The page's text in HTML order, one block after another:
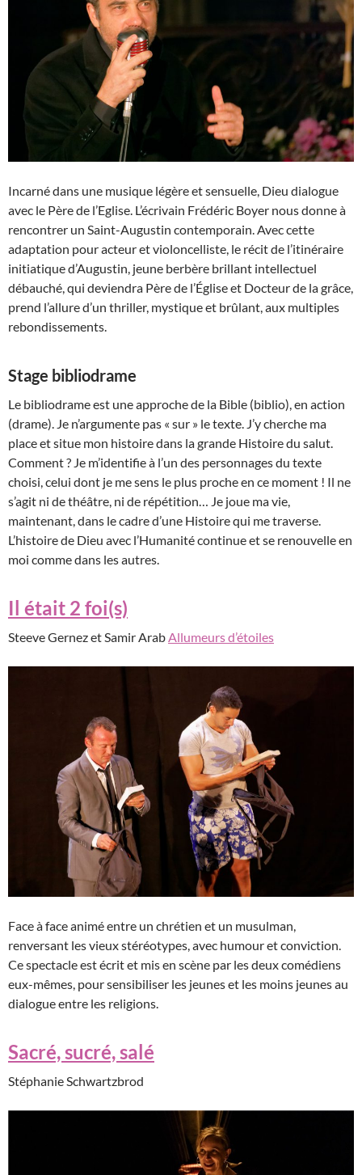
Incarné dans une musique légère et sensuelle, Dieu dialogue
avec le Père de l’Eglise. L’écrivain Frédéric Boyer nous donne à
rencontrer un Saint-Augustin contemporain. Avec cette
adaptation pour acteur et violoncelliste, le récit de l’itinéraire
initiatique d’Augustin, jeune berbère brillant intellectuel
débauché, qui deviendra Père de l’Église et Docteur de la grâce,
prend l’allure d’un thriller, mystique et brûlant, aux multiples
rebondissements.
Stage bibliodrame
Le bibliodrame est une approche de la Bible (biblio), en action
(drame). Je n’argumente pas « sur » le texte. J’y cherche ma
place et situe mon histoire dans la grande Histoire du salut.
Comment ? Je m’identifie à l’un des personnages du texte
choisi, celui dont je me sens le plus proche en ce moment ! Il ne
s’agit ni de théâtre, ni de répétition… Je joue ma vie,
maintenant, dans le cadre d’une Histoire qui me traverse.
L’histoire de Dieu avec l’Humanité continue et se renouvelle en
moi comme dans les autres.
Il était 2 foi(s)
Steeve Gernez et Samir Arab Allumeurs d’étoiles
Face à face animé entre un chrétien et un musulman,
renversant les vieux stéréotypes, avec humour et conviction.
Ce spectacle est écrit et mis en scène par les deux comédiens
eux-mêmes, pour sensibiliser les jeunes et les moins jeunes au
dialogue entre les religions.
Sacré, sucré, salé
Stéphanie Schwartzbrod